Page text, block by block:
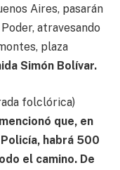
Aires, pasarán
atravesando
plaza
Simón Bolívar.
folclórica)
que, en
habrá 500
el camino. De